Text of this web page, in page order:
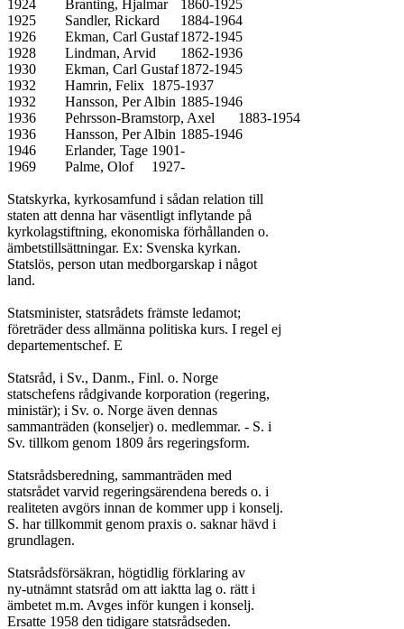
1924	Branting, Hjalmar	1860-1925
1925	Sandler, Rickard	1884-1964
1926	Ekman, Carl Gustaf	1872-1945
1928	Lindman, Arvid	1862-1936
1930	Ekman, Carl Gustaf	1872-1945
1932	Hamrin, Felix	1875-1937
1932	Hansson, Per Albin	1885-1946
1936	Pehrsson-Bramstorp, Axel	1883-1954
1936	Hansson, Per Albin	1885-1946
1946	Erlander, Tage	1901-
1969	Palme, Olof	1927-
Statskyrka, kyrkosamfund i sådan relation till
staten att denna har väsentligt inflytande på
kyrkolagstiftning, ekonomiska förhållanden o.
ämbetstillsättningar. Ex: Svenska kyrkan.
Statslös, person utan medborgarskap i något
land.
Statsminister, statsrådets främste ledamot;
företräder dess allmänna politiska kurs. I regel ej
departementschef. E
Statsråd, i Sv., Danm., Finl. o. Norge
statschefens rådgivande korporation (regering,
ministär); i Sv. o. Norge även dennas
sammanträden (konseljer) o. medlemmar. - S. i
Sv. tillkom genom 1809 års regeringsform.
Statsrådsberedning, sammanträden med
statsrådet varvid regeringsärendena bereds o. i
realiteten avgörs innan de kommer upp i konselj.
S. har tillkommit genom praxis o. saknar hävd i
grundlagen.
Statsrådsförsäkran, högtidlig förklaring av
ny-utnämnt statsråd om att iaktta lag o. rätt i
ämbetet m.m. Avges inför kungen i konselj.
Ersatte 1958 den tidigare statsrådseden.